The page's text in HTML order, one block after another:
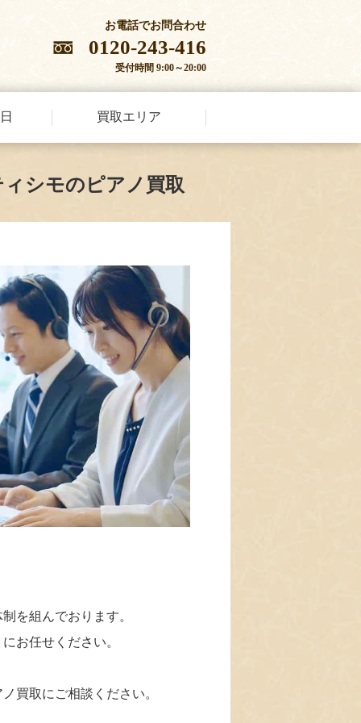
お電話でお問合わせ
0120-243-416
受付時間 9:00～20:00
買取エリア
シモのピアノ買取
を組んでおります。
お任せください。
買取にご相談ください。